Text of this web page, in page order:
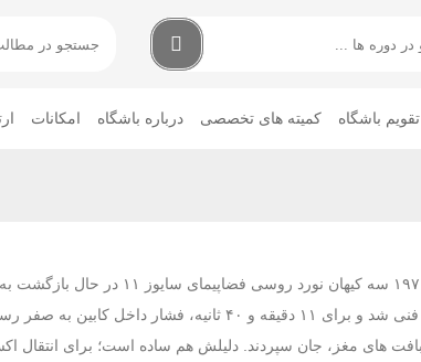
تقویم باشگاه کمیته های تخصصی درباره باشگاه امکانات
کیلومتری از سطح زمین، دریچه کنترل فشار کابین دچار نقص فنی شد و
در بافت های مغز، جان سپردند. دلیلش هم ساده است؛ برای